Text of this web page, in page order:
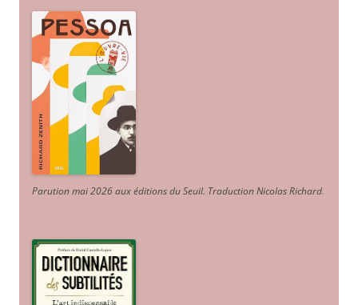
Parution mai 2026 aux éditions du Seuil. Traduction Nicolas Richard.